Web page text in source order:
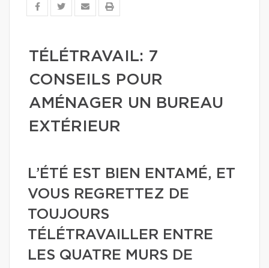
TÉLÉTRAVAIL: 7
CONSEILS POUR
AMÉNAGER UN BUREAU
EXTÉRIEUR
L’ÉTÉ EST BIEN ENTAMÉ, ET
VOUS REGRETTEZ DE
TOUJOURS
TÉLÉTRAVAILLER ENTRE
LES QUATRE MURS DE